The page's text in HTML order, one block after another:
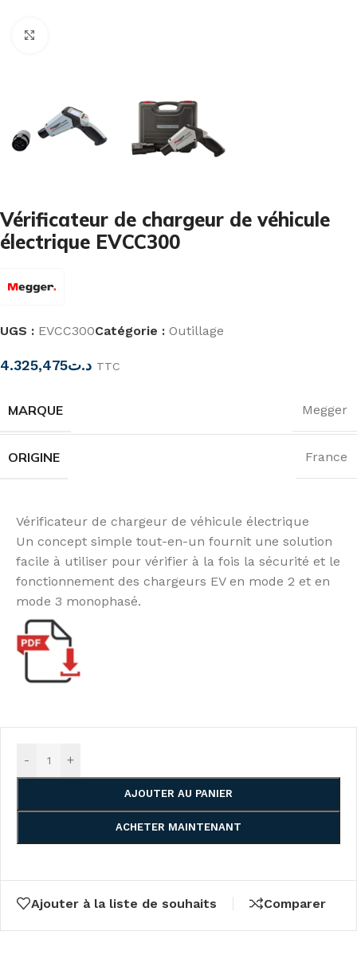
Vérificateur de chargeur de véhicule
électrique EVCC300
UGS : EVCC300Catégorie : Outillage
د.ت4.325,475 TTC
MARQUE Megger
ORIGINE France
Vérificateur de chargeur de véhicule électrique
Un concept simple tout-en-un fournit une solution
facile à utiliser pour vérifier à la fois la sécurité et le
fonctionnement des chargeurs EV en mode 2 et en
mode 3 monophasé.
- +
AJOUTER AU PANIER
ACHETER MAINTENANT
Ajouter à la liste de souhaits Comparer